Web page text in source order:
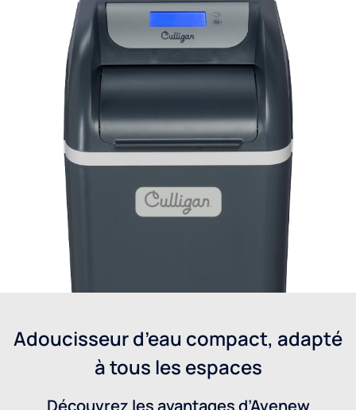
Adoucisseur d’eau compact, adapté
à tous les espaces